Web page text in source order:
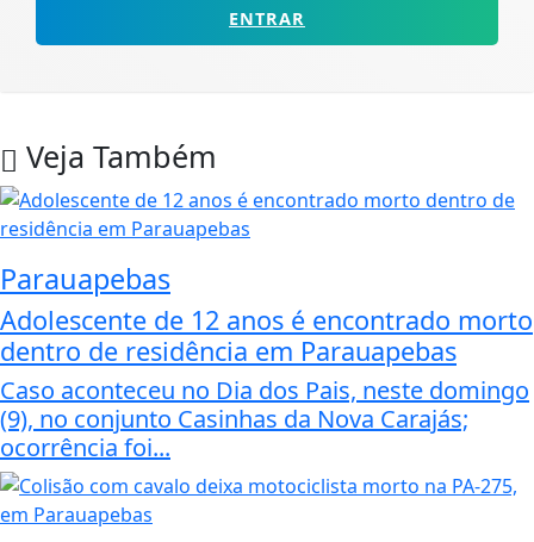
ENTRAR
Veja Também
Parauapebas
Adolescente de 12 anos é encontrado morto
dentro de residência em Parauapebas
Caso aconteceu no Dia dos Pais, neste domingo
(9), no conjunto Casinhas da Nova Carajás;
ocorrência foi...